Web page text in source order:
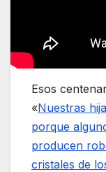
Esos
«Nuestras
porque
producen
cristales de